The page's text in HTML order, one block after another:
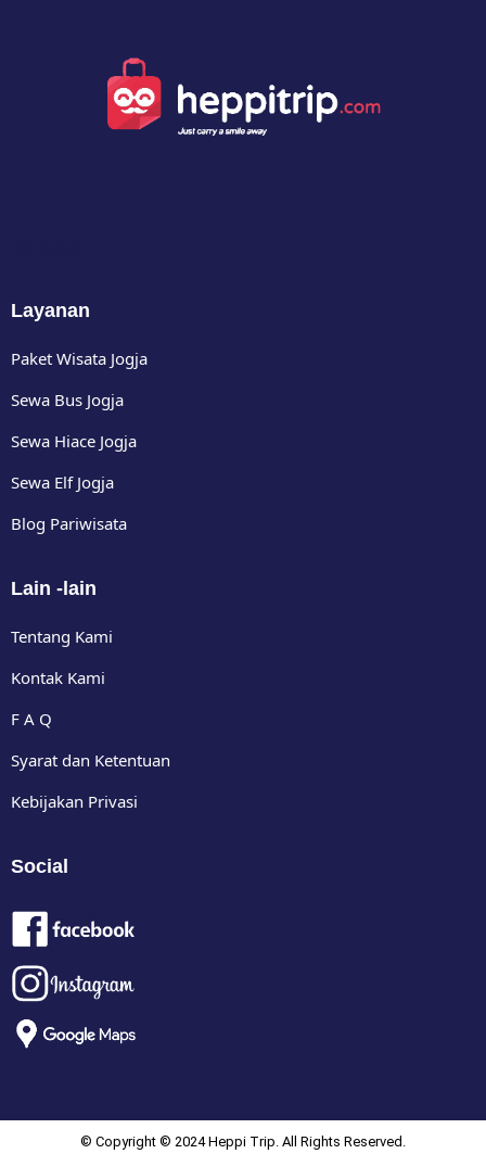
Layanan
Paket Wisata Jogja
Sewa Bus Jogja
Sewa Hiace Jogja
Sewa Elf Jogja
Blog Pariwisata
Lain -lain
Tentang Kami
Kontak Kami
F A Q
Syarat dan Ketentuan
Kebijakan Privasi
Social
© Copyright © 2024 Heppi Trip. All Rights Reserved.